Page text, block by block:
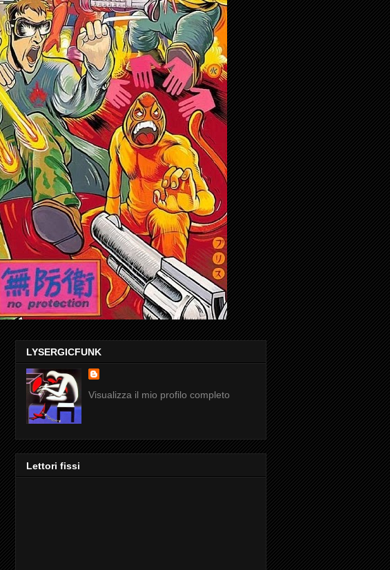
LYSERGICFUNK
Visualizza il mio profilo completo
Lettori fissi